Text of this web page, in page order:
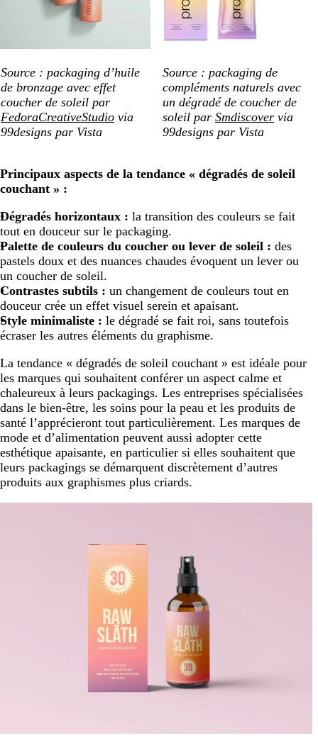
Source : packaging d’huile
de bronzage avec effet
coucher de soleil par
FedoraCreativeStudio via
99designs par Vista
Source : packaging de
compléments naturels avec
un dégradé de coucher de
soleil par Smdiscover via
99designs par Vista
Principaux aspects de la tendance « dégradés de soleil
couchant » :
Dégradés horizontaux : la transition des couleurs se fait
tout en douceur sur le packaging.
Palette de couleurs du coucher ou lever de soleil : des
pastels doux et des nuances chaudes évoquent un lever ou
un coucher de soleil.
Contrastes subtils : un changement de couleurs tout en
douceur crée un effet visuel serein et apaisant.
Style minimaliste : le dégradé se fait roi, sans toutefois
écraser les autres éléments du graphisme.
La tendance « dégradés de soleil couchant » est idéale pour
les marques qui souhaitent conférer un aspect calme et
chaleureux à leurs packagings. Les entreprises spécialisées
dans le bien-être, les soins pour la peau et les produits de
santé l’apprécieront tout particulièrement. Les marques de
mode et d’alimentation peuvent aussi adopter cette
esthétique apaisante, en particulier si elles souhaitent que
leurs packagings se démarquent discrètement d’autres
produits aux graphismes plus criards.